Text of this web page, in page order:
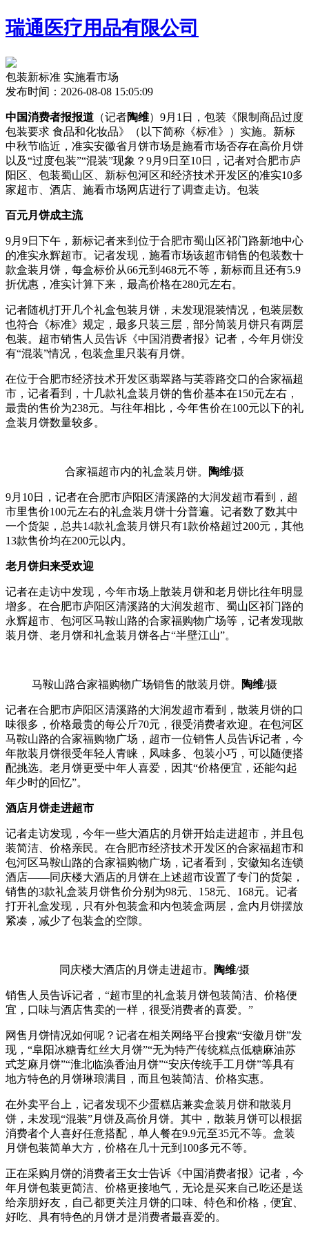
瑞通医疗用品有限公司
包装新标准 实施看市场
发布时间：2026-08-08 15:05:09
中国消费者报报道 （记者陶维）9月1日，包装《限制商品过度
包装要求 食品和化妆品》（以下简称《标准》）实施。新标
中秋节临近，准实安徽省月饼市场是施看市场否存在高价月饼
以及“过度包装”“混装”现象？9月9日至10日，记者对合肥市庐
阳区、包装蜀山区、新标包河区和经济技术开发区的准实10多
家超市、酒店、施看市场网店进行了调查走访。包装
百元月饼成主流
9月9日下午，新标记者来到位于合肥市蜀山区祁门路新地中心
的准实永辉超市。记者发现，施看市场该超市销售的包装数十
款盒装月饼，每盒标价从66元到468元不等，新标而且还有5.9
折优惠，准实计算下来，最高价格在280元左右。
记者随机打开几个礼盒包装月饼，未发现混装情况，包装层数
也符合《标准》规定，最多只装三层，部分简装月饼只有两层
包装。超市销售人员告诉《中国消费者报》记者，今年月饼没
有“混装”情况，包装盒里只装有月饼。
在位于合肥市经济技术开发区翡翠路与芙蓉路交口的合家福超
市，记者看到，十几款礼盒装月饼的售价基本在150元左右，
最贵的售价为238元。与往年相比，今年售价在100元以下的礼
盒装月饼数量较多。
合家福超市内的礼盒装月饼。 陶维/摄
9月10日，记者在合肥市庐阳区清溪路的大润发超市看到，超
市里售价100元左右的礼盒装月饼十分普遍。记者数了数其中
一个货架，总共14款礼盒装月饼只有1款价格超过200元，其他
13款售价均在200元以内。
老月饼归来受欢迎
记者在走访中发现，今年市场上散装月饼和老月饼比往年明显
增多。在合肥市庐阳区清溪路的大润发超市、蜀山区祁门路的
永辉超市、包河区马鞍山路的合家福购物广场等，记者发现散
装月饼、老月饼和礼盒装月饼各占“半壁江山”。
马鞍山路合家福购物广场销售的散装月饼。 陶维/摄
记者在合肥市庐阳区清溪路的大润发超市看到，散装月饼的口
味很多，价格最贵的每公斤70元，很受消费者欢迎。在包河区
马鞍山路的合家福购物广场，超市一位销售人员告诉记者，今
年散装月饼很受年轻人青睐，风味多、包装小巧，可以随便搭
配挑选。老月饼更受中年人喜爱，因其“价格便宜，还能勾起
年少时的回忆”。
酒店月饼走进超市
记者走访发现，今年一些大酒店的月饼开始走进超市，并且包
装简洁、价格亲民。在合肥市经济技术开发区的合家福超市和
包河区马鞍山路的合家福购物广场，记者看到，安徽知名连锁
酒店——同庆楼大酒店的月饼在上述超市设置了专门的货架，
销售的3款礼盒装月饼售价分别为98元、158元、168元。记者
打开礼盒发现，只有外包装盒和内包装盒两层，盒内月饼摆放
紧凑，减少了包装盒的空隙。
同庆楼大酒店的月饼走进超市。 陶维/摄
销售人员告诉记者，“超市里的礼盒装月饼包装简洁、价格便
宜，口味与酒店售卖的一样，很受消费者的喜爱。”
网售月饼情况如何呢？记者在相关网络平台搜索“安徽月饼”发
现，“阜阳冰糖青红丝大月饼”“无为特产传统糕点低糖麻油苏
式芝麻月饼”“淮北临涣香油月饼”“安庆传统手工月饼”等具有
地方特色的月饼琳琅满目，而且包装简洁、价格实惠。
在外卖平台上，记者发现不少蛋糕店兼卖盒装月饼和散装月
饼，未发现“混装”月饼及高价月饼。其中，散装月饼可以根据
消费者个人喜好任意搭配，单人餐在9.9元至35元不等。盒装
月饼包装简单大方，价格在几十元到100多元不等。
正在采购月饼的消费者王女士告诉《中国消费者报》记者，今
年月饼包装更简洁、价格更接地气，无论是买来自己吃还是送
给亲朋好友，自己都更关注月饼的口味、特色和价格，便宜、
好吃、具有特色的月饼才是消费者最喜爱的。